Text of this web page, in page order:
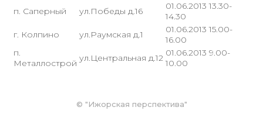
п. Саперный
ул.Победы д.16
01.06.2013 13.30-
14.30
г. Колпино
ул.Раумская д.1
01.06.2013 15.00-
16.00
п.
Металлострой ул.Центральная д.12 01.06.2013 9.00-
10.00
© "Ижорская перспектива"